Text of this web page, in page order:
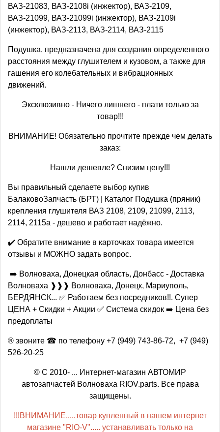
ВАЗ-21083, ВАЗ-2108i (инжектор), ВАЗ-2109,
ВАЗ-21099, ВАЗ-21099i (инжектор), ВАЗ-2109i
(инжектор), ВАЗ-2113, ВАЗ-2114, ВАЗ-2115
Подушка, предназначена для создания определенного
расстояния между глушителем и кузовом, а также для
гашения его колебательных и вибрационных
движений.
Эксклюзивно - Ничего лишнего - плати только за
товар!!!
ВНИМАНИЕ! Обязательно прочтите прежде чем делать
заказ:
Нашли дешевле? Снизим цену!!!
Вы правильный сделаете выбор купив
БалаковоЗапчасть (БРТ) | Каталог Подушка (пряник)
крепления глушителя ВАЗ 2108, 2109, 21099, 2113,
2114, 2115а - дешево и работает надёжно.
✔️ Обратите внимание в карточках товара имеется
отзывы и МОЖНО задать вопрос.
➡️ Волноваха, Донецкая область, Донбасс - Доставка
Волноваха ❱❱❱ Волноваха, Донецк, Мариуполь,
БЕРДЯНСК... ✅ Работаем без посредников!!. Супер
ЦЕНА + Скидки + Акции ✅ Система скидок ➡️ Цена без
предоплаты
® звоните ☎ по телефону +7 (949) 743-86-72, +7 (949)
526-20-25
© С 2010- ... Интернет-магазин АВТОМИР
автозапчастей Волноваха RIOV.parts. Все права
защищены.
!!!ВНИМАНИЕ.....товар купленный в нашем интернет
магазине "RIO-V"..... устанавливать только на